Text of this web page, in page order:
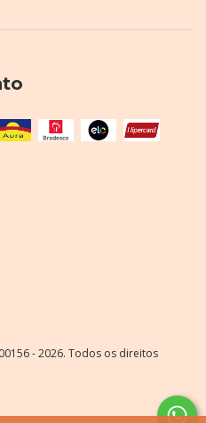
- 2026. Todos os direitos